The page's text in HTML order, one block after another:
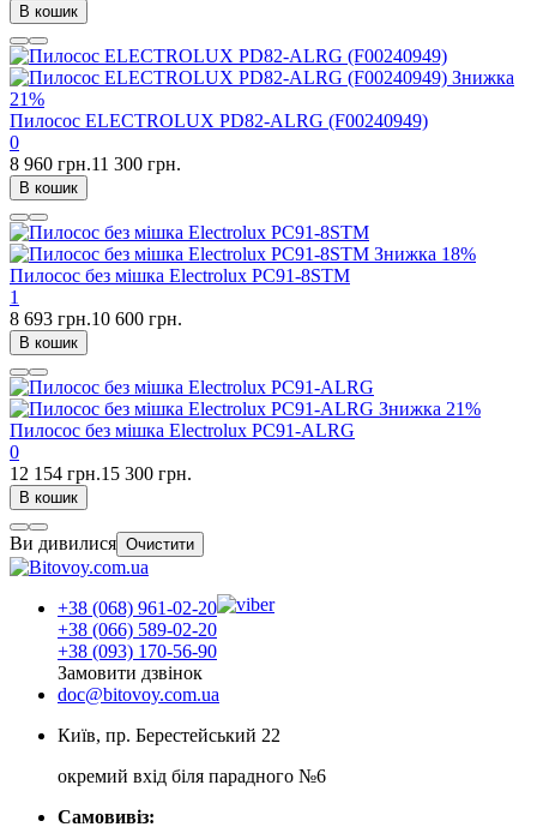
В кошик
Знижка
21%
Пилосос ELECTROLUX PD82-ALRG (F00240949)
0
8 960 грн.11 300 грн.
В кошик
Знижка 18%
Пилосос без мішка Electrolux PC91-8STM
1
8 693 грн.10 600 грн.
В кошик
Знижка 21%
Пилосос без мішка Electrolux PC91-ALRG
0
12 154 грн.15 300 грн.
В кошик
Ви дивилися Очистити
+38 (068) 961-02-20
+38 (066) 589-02-20
+38 (093) 170-56-90
Замовити дзвінок
doc@bitovoy.com.ua
Київ, пр. Берестейський 22
окремий вхід біля парадного №6
Самовивіз: